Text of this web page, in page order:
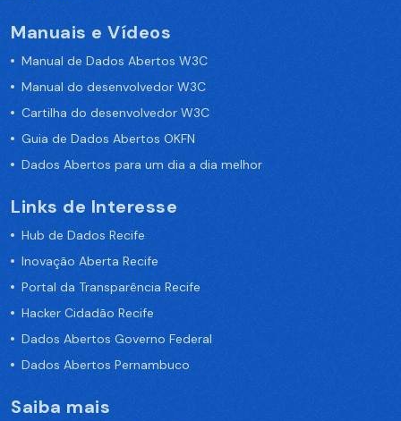
Manuais e Vídeos
Manual de Dados Abertos W3C
Manual do desenvolvedor W3C
Cartilha do desenvolvedor W3C
Guia de Dados Abertos OKFN
Dados Abertos para um dia a dia melhor
Links de Interesse
Hub de Dados Recife
Inovação Aberta Recife
Portal da Transparência Recife
Hacker Cidadão Recife
Dados Abertos Governo Federal
Dados Abertos Pernambuco
Saiba mais